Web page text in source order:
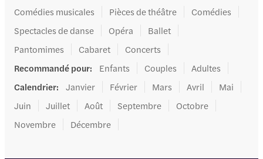
Comédies musicales
Pièces de théâtre
Comédies
Spectacles de danse
Opéra
Ballet
Pantomimes
Cabaret
Concerts
Recommandé pour: Enfants Couples
Adultes
Calendrier: Janvier Février Mars Avril
Mai
Juin
Juillet Août Septembre
Octobre
Novembre
Décembre